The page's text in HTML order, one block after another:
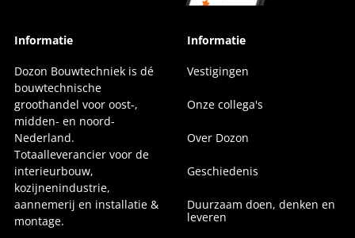
Informatie
Dozon Bouwtechniek is dé
bouwtechnische
groothandel voor oost-,
midden- en noord-
Nederland.
Totaalleverancier voor de
interieurbouw,
kozijnenindustrie,
aannemerij en installatie &
montage.
Informatie
Vestigingen
Onze collega's
Over Dozon
Geschiedenis
Duurzaam doen, denken en
leveren